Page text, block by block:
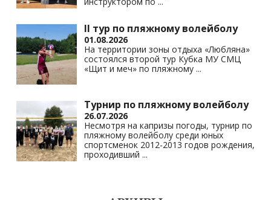
II тур по пляжному волейболу
01.08.2026
На территории зоны отдыха «Любляна»
состоялся второй тур Кубка МУ СМЦ
«Щит и меч» по пляжному ...
Турнир по пляжному волейболу
26.07.2026
Несмотря на капризы погоды, турнир по
пляжному волейболу среди юных
спортсменок 2012-2013 годов рождения,
проходивший ...